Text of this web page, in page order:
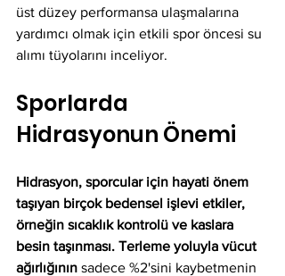
üst düzey performansa ulaşmalarına
yardımcı olmak için etkili spor öncesi su
alımı tüyolarını inceliyor.
Sporlarda
Hidrasyonun Önemi
Hidrasyon, sporcular için hayati önem
taşıyan birçok bedensel işlevi etkiler,
örneğin sıcaklık kontrolü ve kaslara
besin taşınması. Terleme yoluyla vücut
ağırlığının sadece %2'sini kaybetmenin